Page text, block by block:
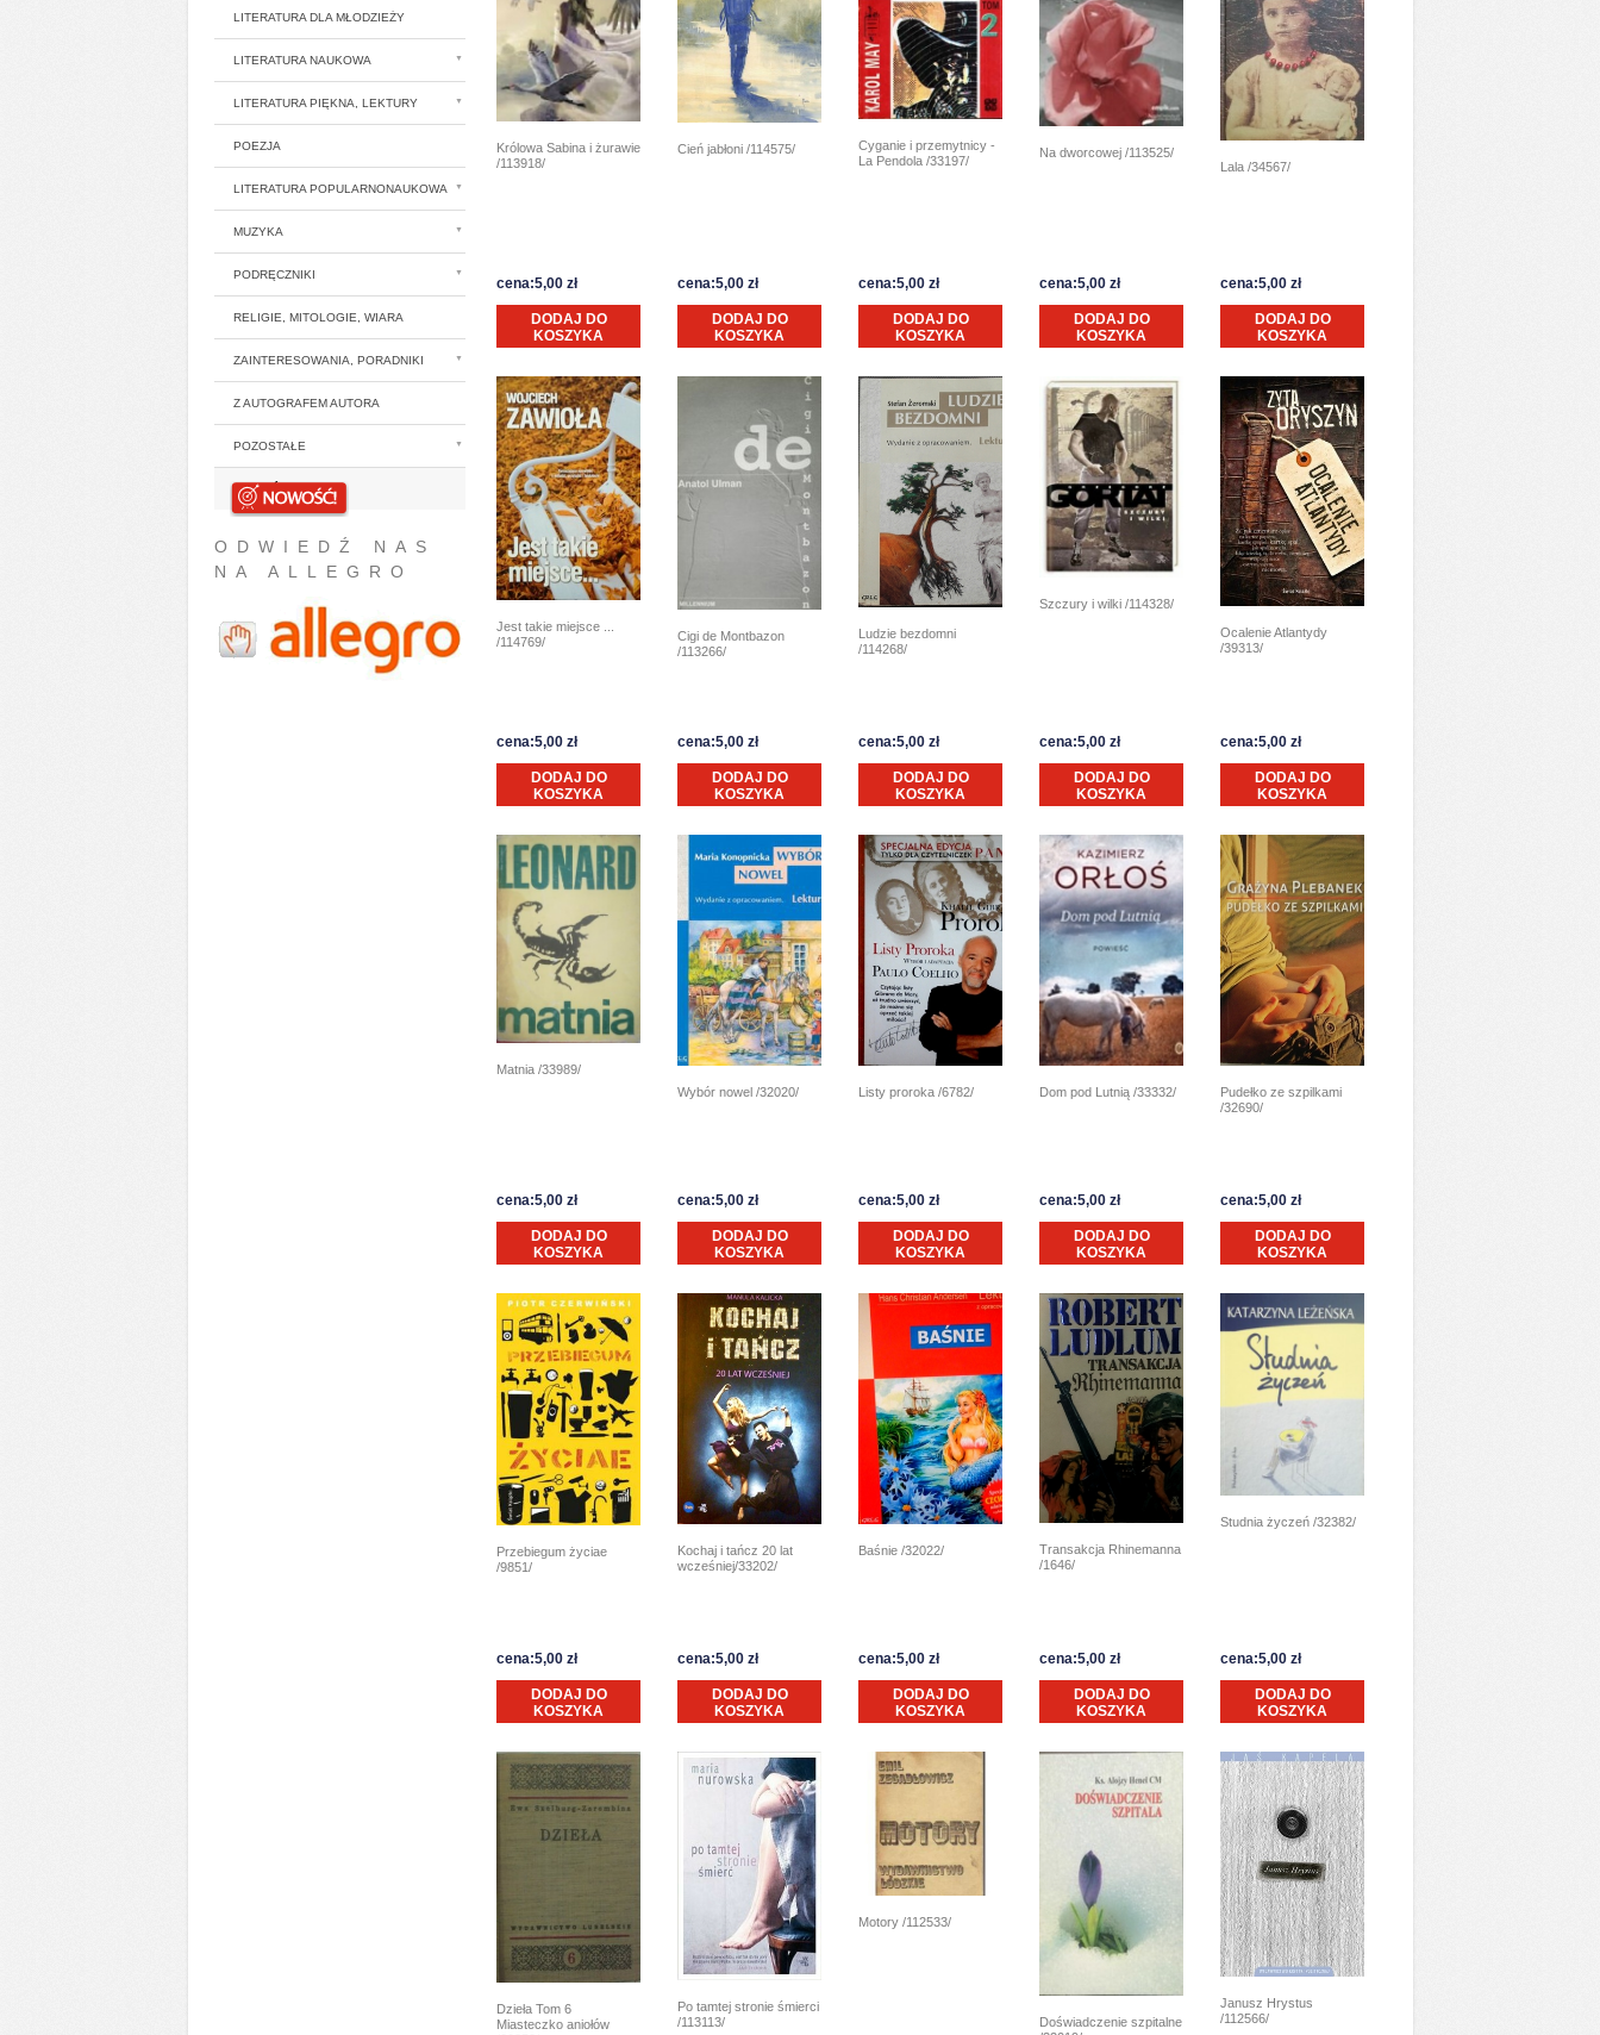
LITERATURA DLA MŁODZIEŻY
LITERATURA NAUKOWA
LITERATURA PIĘKNA, LEKTURY
POEZJA
LITERATURA POPULARNONAUKOWA
MUZYKA
PODRĘCZNIKI
RELIGIE, MITOLOGIE, WIARA
ZAINTERESOWANIA, PORADNIKI
Z AUTOGRAFEM AUTORA
POZOSTAŁE
NOWOŚCI
ODWIEDŹ NAS
NA ALLEGRO
Królowa Sabina i żurawie
/113918/
cena:5,00 zł
DODAJ DO
KOSZYKA
Cień jabłoni /114575/
cena:5,00 zł
DODAJ DO
KOSZYKA
Cyganie i przemytnicy -
La Pendola /33197/
cena:5,00 zł
DODAJ DO
KOSZYKA
Na dworcowej /113525/
cena:5,00 zł
DODAJ DO
KOSZYKA
Lala /34567/
cena:5,00 zł
DODAJ DO
KOSZYKA
Jest takie miejsce ...
/114769/
cena:5,00 zł
DODAJ DO
KOSZYKA
Cigi de Montbazon
/113266/
cena:5,00 zł
DODAJ DO
KOSZYKA
Ludzie bezdomni
/114268/
cena:5,00 zł
DODAJ DO
KOSZYKA
Szczury i wilki /114328/
cena:5,00 zł
DODAJ DO
KOSZYKA
Ocalenie Atlantydy
/39313/
cena:5,00 zł
DODAJ DO
KOSZYKA
Matnia /33989/
cena:5,00 zł
DODAJ DO
KOSZYKA
Wybór nowel /32020/
cena:5,00 zł
DODAJ DO
KOSZYKA
Listy proroka /6782/
cena:5,00 zł
DODAJ DO
KOSZYKA
Dom pod Lutnią /33332/
cena:5,00 zł
DODAJ DO
KOSZYKA
Pudełko ze szpilkami
/32690/
cena:5,00 zł
DODAJ DO
KOSZYKA
Przebiegum życiae
/9851/
cena:5,00 zł
DODAJ DO
KOSZYKA
Kochaj i tańcz 20 lat
wcześniej/33202/
cena:5,00 zł
DODAJ DO
KOSZYKA
Baśnie /32022/
cena:5,00 zł
DODAJ DO
KOSZYKA
Transakcja Rhinemanna
/1646/
cena:5,00 zł
DODAJ DO
KOSZYKA
Studnia życzeń /32382/
cena:5,00 zł
DODAJ DO
KOSZYKA
Dzieła Tom 6
Miasteczko aniołów
Po tamtej stronie śmierci
/113113/
Motory /112533/
Doświadczenie szpitalne
Janusz Hrystus
/112566/